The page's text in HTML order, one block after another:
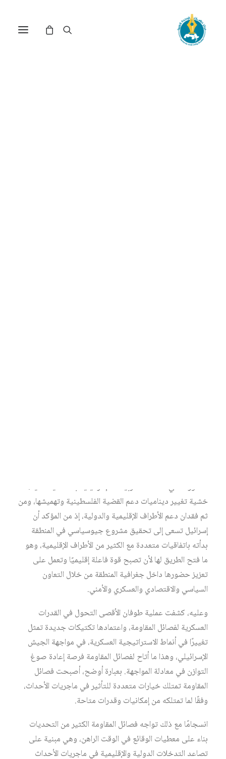
فيدراسات
التطورات في العلاقات العربية – الإسرائيلية بحساسية عالية،
خشية تغيير ديناميات دعم القضية الفلسطينية وتهميشها، ومن
ثم فقدان دعم الأطراف الإقليمية والدولية، إذ من المؤكد أن
إسرائيل تسعى إلى تحقيق مشروع جيوسياسي في المنطقة
بدأته باتفاقيات متعددة مع الكثير من الأطراف الإقليمية، وهو
ما فتح الطريق لها لأن تصبح قوة فاعلة إقليميًا وتعمل على
تعزيز حضورها داخل جغرافية المنطقة من خلال التعاون
السياسي والاقتصادي والعسكري والأمني.
وعليه، كشفت عملية طوفان الأقصى التحول في القدرات
العسكرية لفصائل المقاومة، واعتمادها تكتيكات جديدة تمثل
تغييرًا في أنماط الاستراتيجية العسكرية، في مواجهة الجيش
الإسرائيلي، وهذا ما أتاح لفصائل المقاومة فرصة إعادة صوغ
التوازن في معادلة المواجهة. بعبارة أوضح، أصبحت فصائل
المقاومة تمتلك خيارات متعددة للتأثير في ماجريات الأحداث،
وفقًا لما تمتلكه من إمكانيات وقدرات متاحة.
انسجامًا مع ذلك تواجه فصائل المقاومة الكثير من التحديات
بناء على معطيات الوقائع في الوقت الراهن، وهي مبنية على
تصاعد التدخلات الدولية والإقليمية في ماجريات الأحداث